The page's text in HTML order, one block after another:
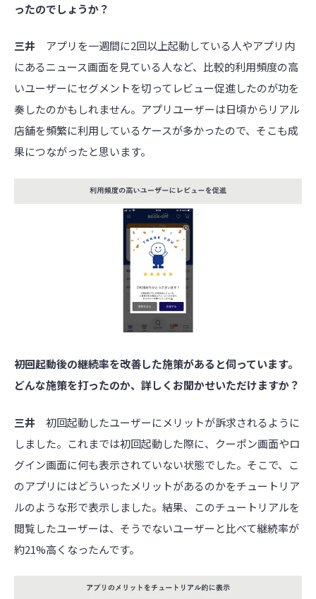
ったのでしょうか？
三井 アプリを一週間に2回以上起動している人やアプリ内
にあるニュース画面を見ている人など、比較的利用頻度の高
いユーザーにセグメントを切ってレビュー促進したのが功を
奏したのかもしれません。アプリユーザーは日頃からリアル
店舗を頻繁に利用しているケースが多かったので、そこも成
果につながったと思います。
――初回起動後の継続率を改善した施策があると伺っています。
どんな施策を打ったのか、詳しくお聞かせいただけますか？
三井 初回起動したユーザーにメリットが訴求されるように
しました。これまでは初回起動した際に、クーポン画面やロ
グイン画面に何も表示されていない状態でした。そこで、こ
のアプリにはどういったメリットがあるのかをチュートリア
ルのような形で表示しました。結果、このチュートリアルを
閲覧したユーザーは、そうでないユーザーと比べて継続率が
約21%高くなったんです。